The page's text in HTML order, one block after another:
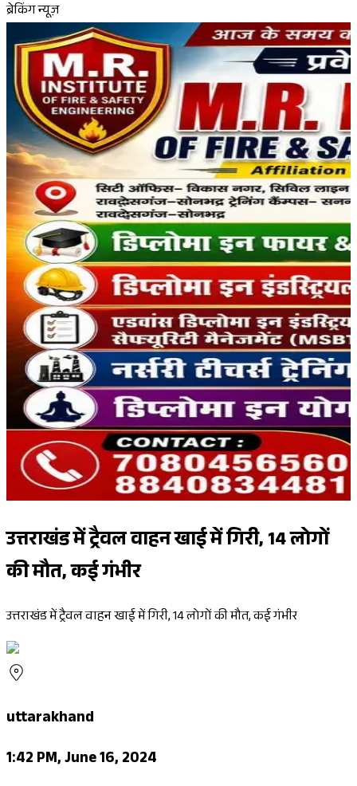
ब्रेकिंग न्यूज़
उत्तराखंड में ट्रैवल वाहन खाई में गिरी, 14 लोगों
की मौत, कई गंभीर
उत्तराखंड में ट्रैवल वाहन खाई में गिरी, 14 लोगों की मौत, कई गंभीर
uttarakhand
1:42 PM, June 16, 2024